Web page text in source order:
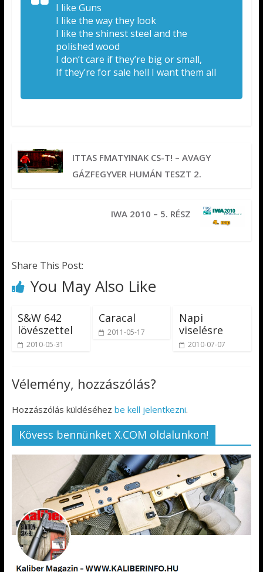
I like Guns
I like the way they look
I like the shinest steel and the
polished wood
I don’t care if they’re big or small,
If they’re for sale hell I want them all
ITTAS FMATYINAK CS-T! – AVAGY
GÁZFEGYVER HUMÁN TESZT 2.
IWA 2010 – 5. RÉSZ
Share This Post:
You May Also Like
S&W 642
lövészettel
2010-05-31
Caracal
2011-05-17
Napi
viselésre
2010-07-07
Vélemény, hozzászólás?
Hozzászólás küldéséhez be kell jelentkezni.
Kövess bennünket X.COM oldalunkon!